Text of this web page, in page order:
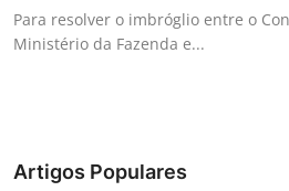
Para resolver o imbróglio entre o
Ministério da Fazenda e...
Artigos Populares